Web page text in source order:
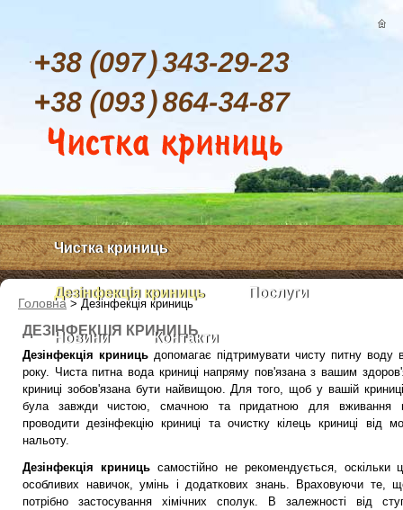
Чистка криниць
Дезінфекція криниць Послуги
Новини Контакти
Головна > Дезінфекція криниць
ДЕЗІНФЕКЦІЯ КРИНИЦЬ
Дезінфекція криниць допомагає підтримувати чисту питну воду
року. Чиста питна вода криниці напряму пов'язана з вашим
криниці зобов'язана бути найвищою. Для того, щоб у вашій
була завжди чистою, смачною та придатною для вживання
проводити дезінфекцію криниці та очистку кілець криниці від
нальоту.
Дезінфекція криницьсамостійно не рекомендується, оскільки
особливих навичок, умінь і додаткових знань. Враховуючи те,
потрібно застосування хімічних сполук. В залежності від